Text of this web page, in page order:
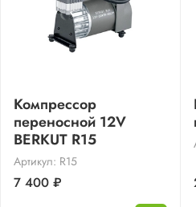
Компрессор
переносной 12V
BERKUT R15
Артикул: R15
7 400 ₽